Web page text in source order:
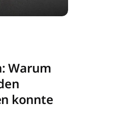
Warum
konnte